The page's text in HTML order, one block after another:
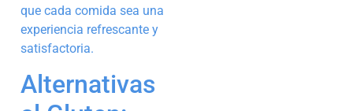
que cada comida sea una
experiencia refrescante y
satisfactoria.
Alternativas